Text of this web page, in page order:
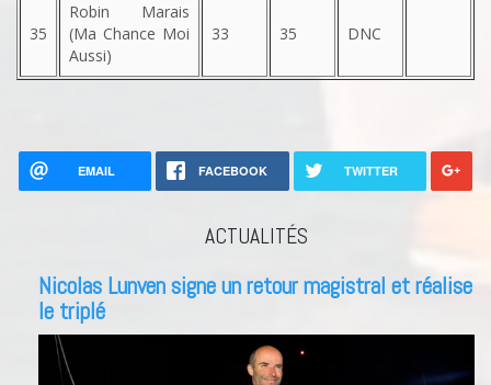
35
Robin Marais
(Ma Chance Moi
Aussi)
33 35 DNC
EMAIL FACEBOOK TWITTER
ACTUALITÉS
Nicolas Lunven signe un retour magistral et réalise
le triplé